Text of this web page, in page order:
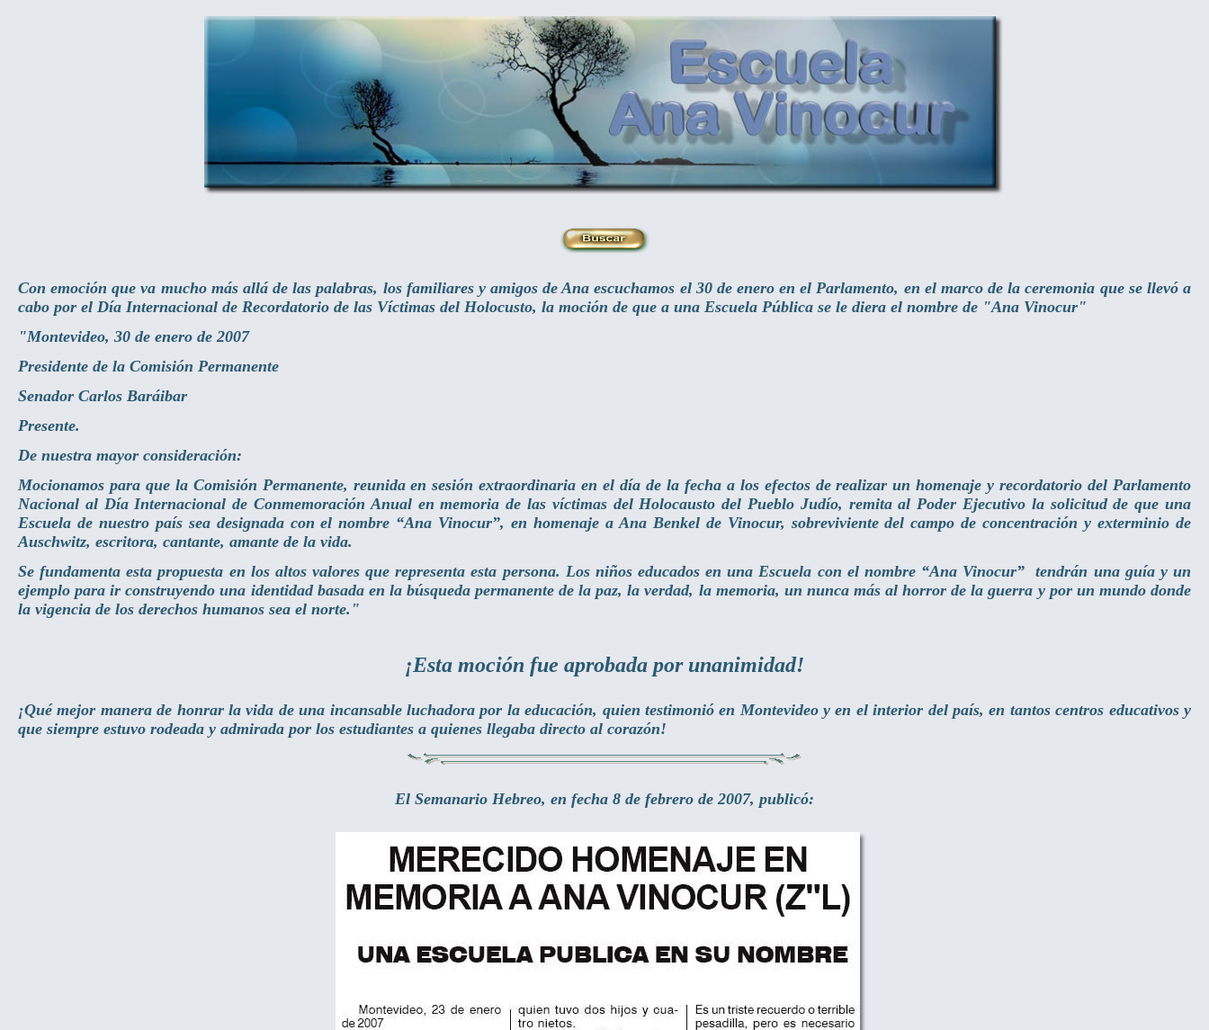
Con emoción que va mucho más allá de las palabras, los familiares y amigos de Ana escuchamos el 30 de enero en el Parlamento, en el marco de la ceremonia que se llevó a
cabo por el Día Internacional de Recordatorio de las Víctimas del Holocusto, la moción de que a una Escuela Pública se le diera el nombre de "Ana Vinocur"
"Montevideo, 30 de enero de 2007
Presidente de la Comisión Permanente
Senador Carlos Baráibar
Presente.
De nuestra mayor consideración:
Mocionamos para que la Comisión Permanente, reunida en sesión extraordinaria en el día de la fecha a los efectos de realizar un homenaje y recordatorio del Parlamento
Nacional al Día Internacional de Conmemoración Anual en memoria de las víctimas del Holocausto del Pueblo Judío, remita al Poder Ejecutivo la solicitud de que una
Escuela de nuestro país sea designada con el nombre “Ana Vinocur”, en homenaje a Ana Benkel de Vinocur, sobreviviente del campo de concentración y exterminio de
Auschwitz, escritora, cantante, amante de la vida.
Se fundamenta esta propuesta en los altos valores que representa esta persona. Los niños educados en una Escuela con el nombre “Ana Vinocur” tendrán una guía y un
ejemplo para ir construyendo una identidad basada en la búsqueda permanente de la paz, la verdad, la memoria, un nunca más al horror de la guerra y por un mundo donde
la vigencia de los derechos humanos sea el norte."
¡Esta moción fue aprobada por unanimidad!
¡Qué mejor manera de honrar la vida de una incansable luchadora por la educación, quien testimonió en Montevideo y en el interior del país, en tantos centros educativos y
que siempre estuvo rodeada y admirada por los estudiantes a quienes llegaba directo al corazón!
El Semanario Hebreo, en fecha 8 de febrero de 2007, publicó: